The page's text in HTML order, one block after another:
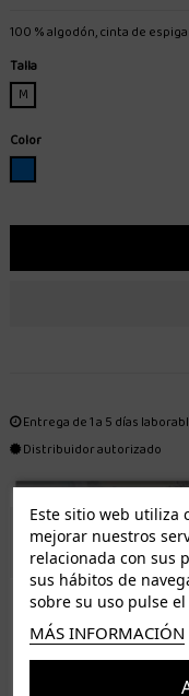
100 % algodón, cinta de
Talla
M
Color
Entrega de 1 a 5 días
Distribuidor autorizado
ENVÍO
ISLAS CANARIAS
Tenerife 3.50€. Gratis a
Resto de islas 5€. Gratis a
Entrega de 1 a 5 días laborables.
Este sitio web utiliza
mejorar nuestros
relacionada con sus
sus hábitos de
sobre su uso pulse el
MÁS INFORMACIÓN